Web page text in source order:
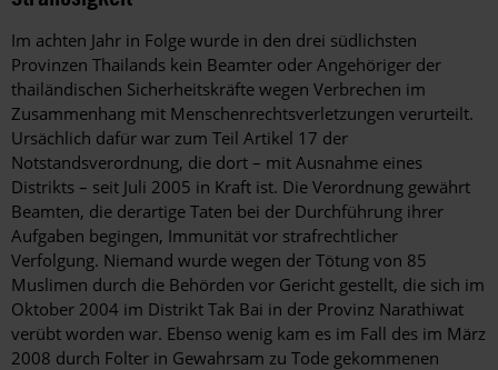
Im achten Jahr in Folge wurde in den drei südlichsten
Provinzen Thailands kein Beamter oder Angehöriger der
thailändischen Sicherheitskräfte wegen Verbrechen im
Zusammenhang mit Menschenrechtsverletzungen verurteilt.
Ursächlich dafür war zum Teil Artikel 17 der
Notstandsverordnung, die dort – mit Ausnahme eines
Distrikts – seit Juli 2005 in Kraft ist. Die Verordnung gewährt
Beamten, die derartige Taten bei der Durchführung ihrer
Aufgaben begingen, Immunität vor strafrechtlicher
Verfolgung. Niemand wurde wegen der Tötung von 85
Muslimen durch die Behörden vor Gericht gestellt, die sich im
Oktober 2004 im Distrikt Tak Bai in der Provinz Narathiwat
verübt worden war. Ebenso wenig kam es im Fall des im März
2008 durch Folter in Gewahrsam zu Tode gekommenen